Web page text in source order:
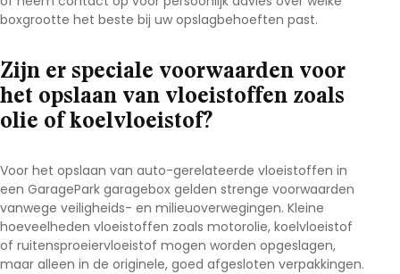
boxgrootte het beste bij uw opslagbehoeften past.
Zijn er speciale voorwaarden voor
het opslaan van vloeistoffen zoals
olie of koelvloeistof?
Voor het opslaan van auto-gerelateerde vloeistoffen in
een GaragePark garagebox gelden strenge voorwaarden
vanwege veiligheids- en milieuoverwegingen. Kleine
hoeveelheden vloeistoffen zoals motorolie, koelvloeistof
of ruitensproeiervloeistof mogen worden opgeslagen,
maar alleen in de originele, goed afgesloten verpakkingen.